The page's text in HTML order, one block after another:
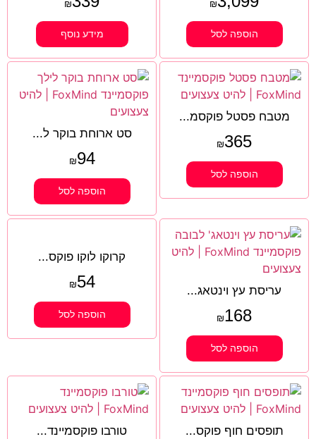
₪
הוספה לסל
₪
מידע נוסף
מטבח פסטל פוקסמ...
₪365
הוספה לסל
סט ארוחת בוקר ל...
₪94
הוספה לסל
עריסת עץ וינטאג...
₪168
הוספה לסל
קרוקו לוקו פוקס...
₪54
הוספה לסל
תופסים חוף פוקס... טורבו פוקסמיינד...